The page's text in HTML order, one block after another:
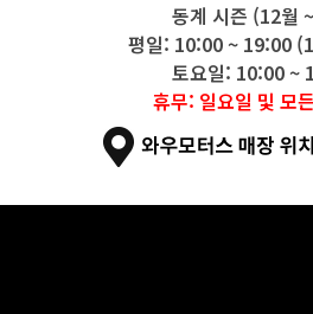
동계 시즌 (12월
평일: 10:00 ~ 19:00
토요일: 10:00 ~
휴무: 일요일 및 모